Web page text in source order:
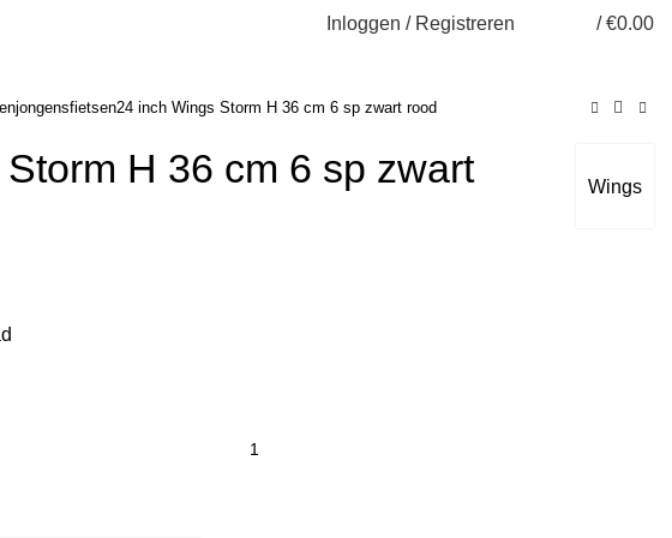
Inloggen / Registreren / €0.00
jongensfietsen24 inch Wings Storm H 36 cm 6 sp zwart rood
Wings
H 36 cm 6 sp zwart